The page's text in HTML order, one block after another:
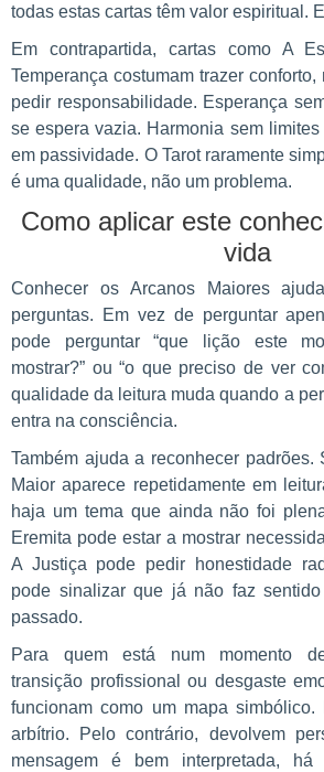
todas estas cartas têm valor espiritual.
Em contrapartida, cartas como A
Temperança costumam trazer
pedir responsabilidade. Esperança
se espera vazia. Harmonia sem limites
em passividade. O Tarot raramente
é uma qualidade, não um problema.
Como aplicar este
vida
Conhecer os Arcanos Maiores
perguntas. Em vez de perguntar
pode perguntar “que lição este
mostrar?” ou “o que preciso de ver
qualidade da leitura muda quando a
entra na consciência.
Também ajuda a reconhecer padrões.
Maior aparece repetidamente em
haja um tema que ainda não foi
Eremita pode estar a mostrar
A Justiça pode pedir honestidade
pode sinalizar que já não faz
passado.
Para quem está num momento
transição profissional ou desgaste
funcionam como um mapa
arbítrio. Pelo contrário, devolvem
mensagem é bem interpretada,